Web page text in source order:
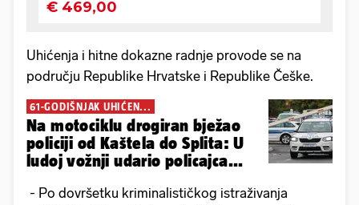
Uhićenja i hitne dokazne radnje provode se na
području Republike Hrvatske i Republike Češke.
61-GODIŠNJAK UHIĆEN...
Na motociklu drogiran bježao
policiji od Kaštela do Splita: U
ludoj vožnji udario policajca...
- Po dovršetku kriminalističkog istraživanja